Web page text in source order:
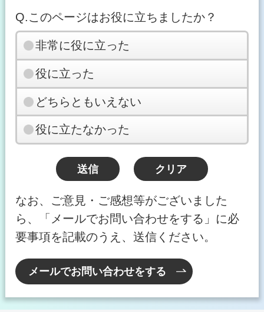
Q.このページはお役に立ちましたか？
非常に役に立った
役に立った
どちらともいえない
役に立たなかった
なお、ご意見・ご感想等がございました
ら、「メールでお問い合わせをする」に必
要事項を記載のうえ、送信ください。
メールでお問い合わせをする